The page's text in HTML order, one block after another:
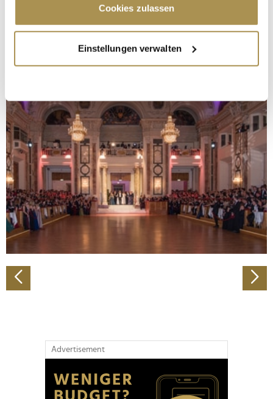
Trigger Symbol ändern oder widerrufen
Informationen über Ihre geografische Lage
erfassen, welche bis auf einige Meter genau sein
bestimmten Merkmalen (Fingerprinting) identifizieren
Erfahren Sie mehr darüber, wie Ihre persönlichen Daten
verarbeitet werden, und legen Sie Ihre Präferenzen im
Abschnitt Einzelheitenfest.
Wir verwenden Cookies, um Inhalte und Anzeigen zu
personalisieren, Funktionen für soziale Medien anbieten
zu können und die Zugriffe auf unsere Website zu
analysieren. Außerdem geben wir Informationen zu Ihrer
Verwendung unserer Website an unsere Partner für
Partner führen diese Informationen möglicherweise mit
weiteren Daten zusammen, die Sie ihnen bereitgestellt
Cookies zulassen
Einstellungen verwalten
Advertisement